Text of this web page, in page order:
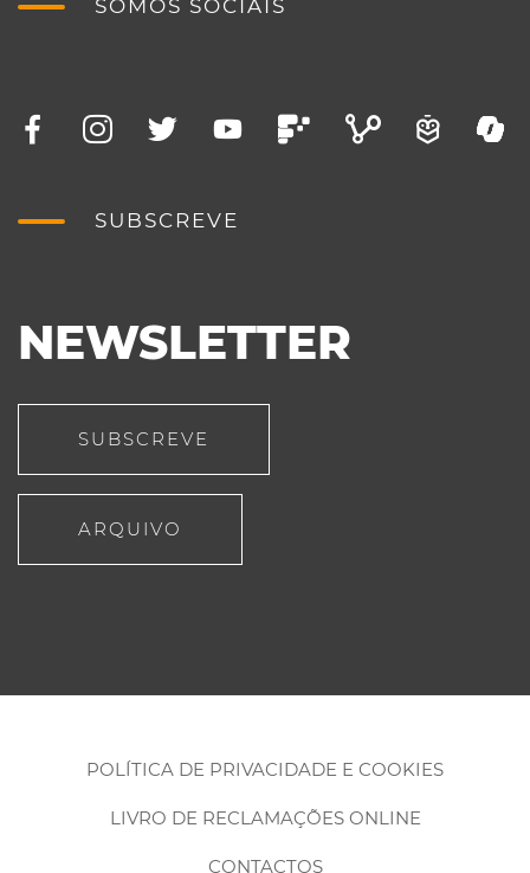
SOMOS SOCIAIS
SUBSCREVE
NEWSLETTER
SUBSCREVE
ARQUIVO
POLÍTICA DE PRIVACIDADE E COOKIES
LIVRO DE RECLAMAÇÕES ONLINE
CONTACTOS